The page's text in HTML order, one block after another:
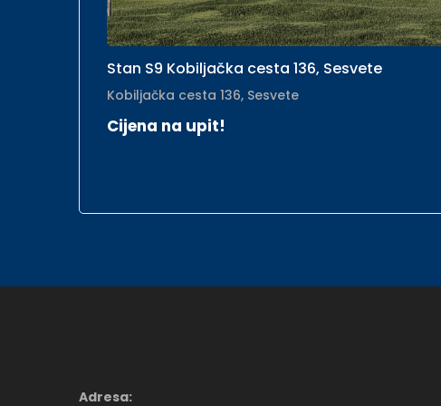
Stan S9 Kobiljačka cesta 136, Sesvete
Kobiljačka cesta 136, Sesvete
Cijena na upit!
Adresa: